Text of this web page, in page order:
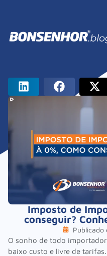
Imposto de
conseguir?
Publicado
O sonho de todo
baixo custo e livre de